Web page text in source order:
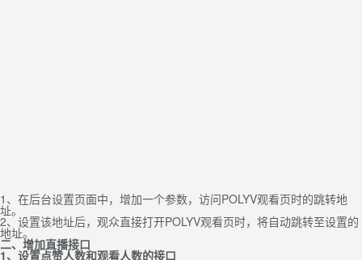
1、在后台设置页面中，增加一个参数，访问POLYV观看页时的跳转地
址。
2、设置该地址后，观众直接打开POLYV观看页时，将自动跳转至设置的
地址。
二、增加直播接口
1、设置点赞人数和观看人数的接口